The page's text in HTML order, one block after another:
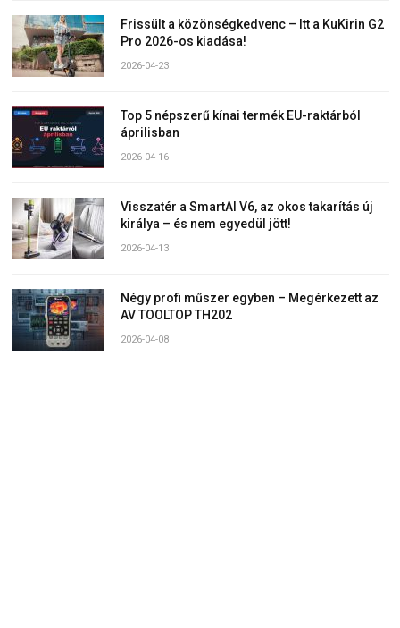
Frissült a közönségkedvenc – Itt a KuKirin G2
Pro 2026-os kiadása!
2026-04-23
Top 5 népszerű kínai termék EU-raktárból
áprilisban
2026-04-16
Visszatér a SmartAI V6, az okos takarítás új
királya – és nem egyedül jött!
2026-04-13
Négy profi műszer egyben – Megérkezett az
AV TOOLTOP TH202
2026-04-08